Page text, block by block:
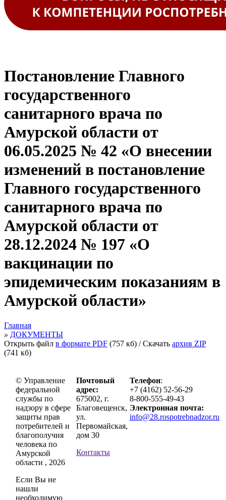
Постановление Главного
государственного
санитарного врача по
Амурской области от
06.05.2025 № 42 «О внесении
изменений в постановление
Главного государственного
санитарного врача по
Амурской области от
28.12.2024 № 197 «О
вакцинации по
эпидемическим показаниям в
Амурской области»
Главная
» ДОКУМЕНТЫ
Открыть файл в формате PDF (757 кб) / Скачать архив ZIP
(741 кб)
© Управление
федеральной
службы по
надзору в сфере
защиты прав
потребителей и
благополучия
человека по
Амурской
области , 2026
Если Вы не
нашли
необходимую
Почтовый
адрес:
675002, г.
Благовещенск,
ул.
Первомайская,
дом 30
Контакты
Телефон:
+7 (4162) 52-56-29
8-800-555-49-43
Электронная почта:
info@28.rospotrebnadzor.ru